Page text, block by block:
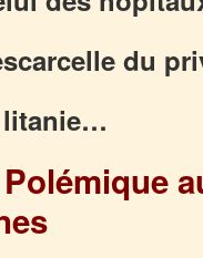
du
litanie…